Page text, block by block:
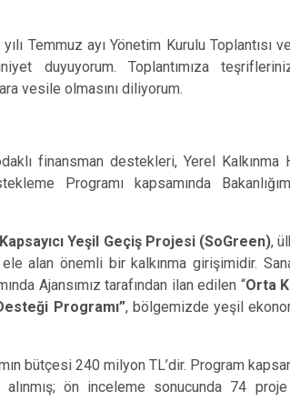
yılı Temmuz ayı Yönetim Kurulu
duyuyorum. Toplantımıza
vesile olmasını diliyorum.
finansman destekleri, Yerel Kalkınma
Programı kapsamında
Yeşil Geçiş Projesi (SoGreen),
alan önemli bir kalkınma girişimidir.
Ajansımız tarafından ilan edilen “Orta
Programı”, bölgemizde yeşil
bütçesi 240 milyon TL’dir. Program
ön inceleme sonucunda 74 proje